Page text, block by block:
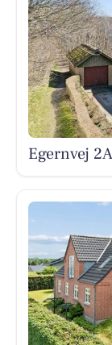
Egernvej